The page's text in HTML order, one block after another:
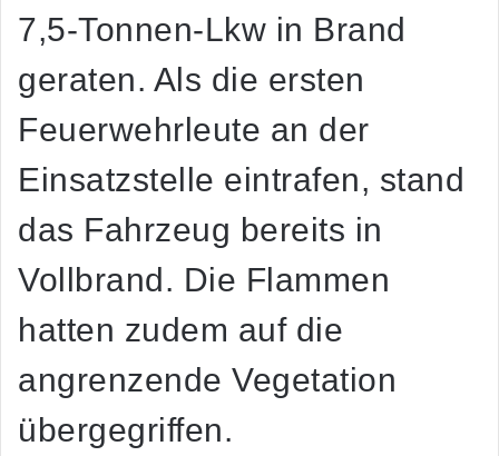
7,5-Tonnen-Lkw in Brand
geraten. Als die ersten
Feuerwehrleute an der
Einsatzstelle eintrafen, stand
das Fahrzeug bereits in
Vollbrand. Die Flammen
hatten zudem auf die
angrenzende Vegetation
übergegriffen.